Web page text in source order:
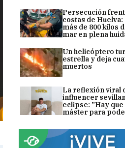
Persecución
costas de
más de 800 kilos
mar en plena
Un helicóptero
estrella y deja
muertos
La reflexión viral
influencer
eclipse: "Hay que
máster para